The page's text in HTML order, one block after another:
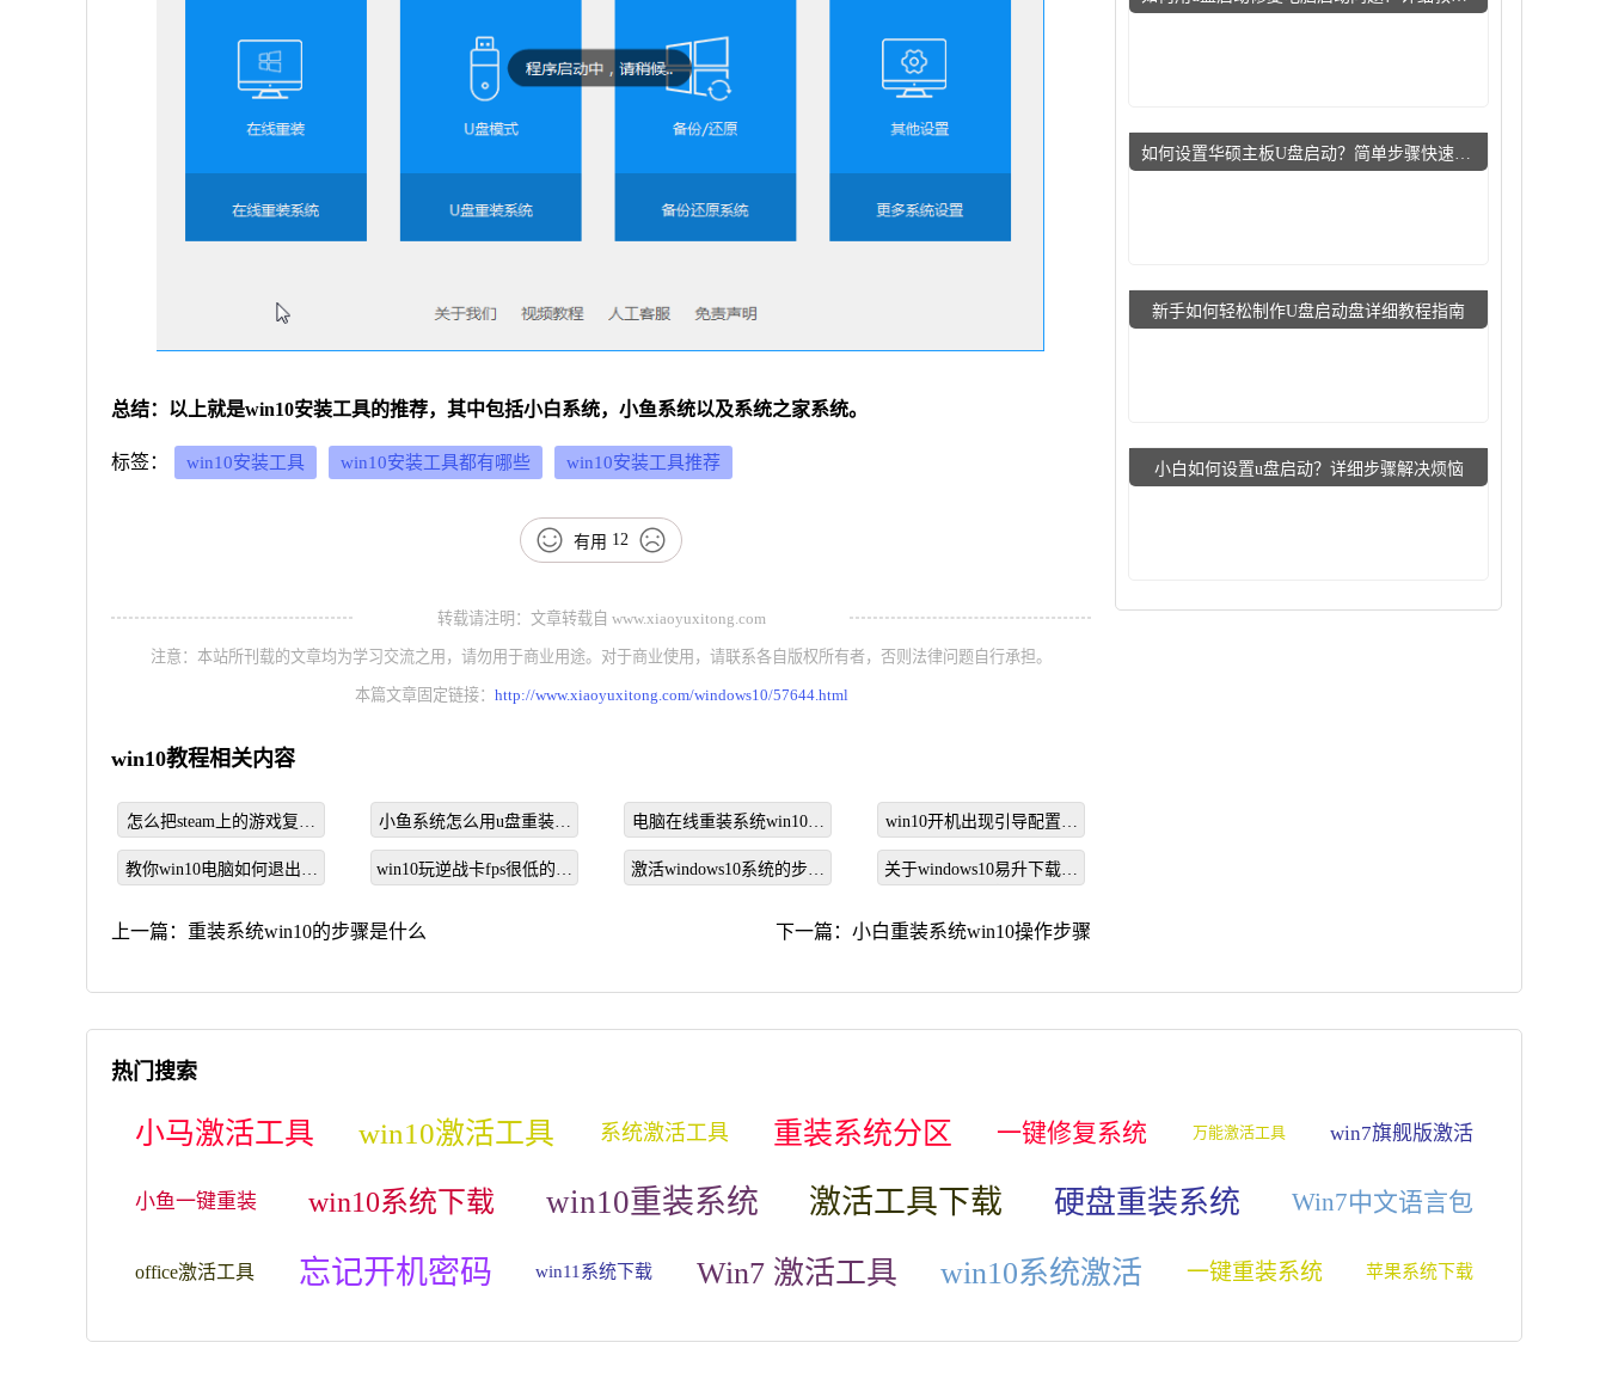
总结：以上就是win10安装工具的推荐，其中包括小白系统，小鱼系统以及系统之家系统。
标签： win10安装工具 win10安装工具都有哪些 win10安装工具推荐
有用 12
转载请注明：文章转载自 www.xiaoyuxitong.com
注意：本站所刊载的文章均为学习交流之用，请勿用于商业用途。对于商业使用，请联系各自版权所有者，否则法律问题自行承担。
本篇文章固定链接： http://www.xiaoyuxitong.com/windows10/57644.html
win10教程相关内容
怎么把steam上的游戏复制
到另一台电脑
小鱼系统怎么用u盘重装系
统win10
电脑在线重装系统win10教
程
win10开机出现引导配置文
件不包含有效的操作系统
信息怎么解决
教你win10电脑如何退出第
win10玩逆战卡fps很低的解
激活windows10系统的步骤
关于windows10易升下载教
上一篇： 重装系统win10的步骤是什么 下一篇：小白重装系统win10操作步骤
如何设置华硕主板U盘启动？简单步骤快速上手
新手如何轻松制作U盘启动盘详细教程指南
小白如何设置u盘启动？详细步骤解决烦恼
热门搜索
小马激活工具 win10激活工具 系统激活工具 重装系统分区 一键修复系统 万能激活工具 win7旗舰版激活
小鱼一键重装 win10系统下载 win10重装系统 激活工具下载 硬盘重装系统 Win7中文语言包
office激活工具 忘记开机密码 win11系统下载 Win7 激活工具 win10系统激活 一键重装系统 苹果系统下载